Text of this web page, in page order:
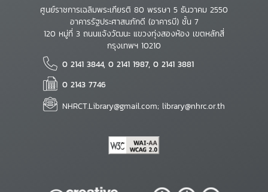
ศูนย์ราชการเฉลิมพระเกียรติ 80 พรรษา 5 ธันวาคม 2550
อาคารรัฐประศาสนภักดี (อาคารบี) ชั้น 7
120 หมู่ที่ 3 ถนนแจ้งวัฒนะ แขวงทุ่งสองห้อง เขตหลักสี่
กรุงเทพฯ 10210
0 2141 3844, 0 2141 1987, 0 2141 3881
0 2143 7746
NHRCT.Library@gmail.com; library@nhrc.or.th